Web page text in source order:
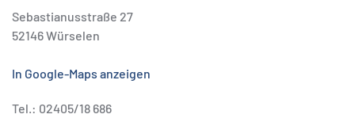
Sebastianusstraße 27
52146 Würselen
In Google-Maps anzeigen
Tel.: 02405/18 686